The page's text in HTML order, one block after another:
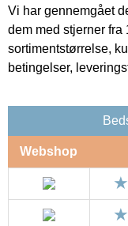
Vi har gennemgået
dem med stjerner fra
sortimentstørrelse,
betingelser,
Webshop